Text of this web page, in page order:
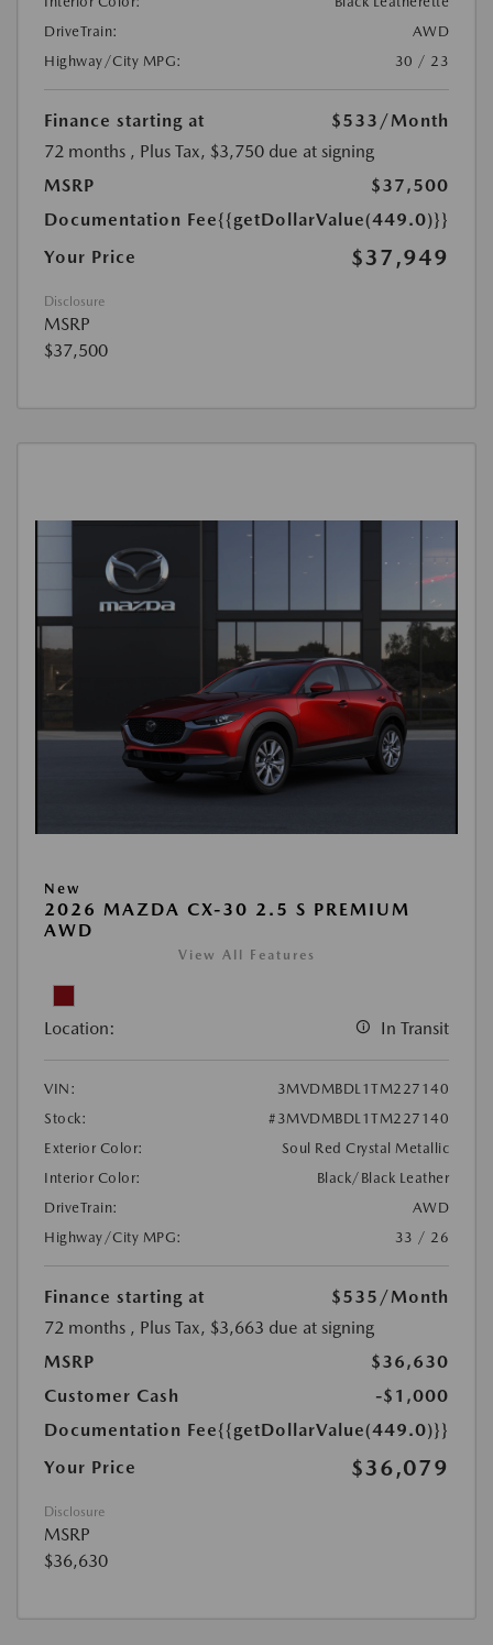
DriveTrain:
AWD
Highway/City MPG:
30 / 23
Finance starting at $533 /Month
72 months , Plus Tax, $3,750 due at signing
MSRP
$37,500
Documentation Fee{{getDollarValue(449.0)}}
Your Price
$37,949
Disclosure
MSRP
$37,500
New
2026 MAZDA CX-30 2.5 S PREMIUM
AWD
View All Features
Location: In Transit
VIN:
3MVDMBDL1TM227140
Stock:
#3MVDMBDL1TM227140
Exterior Color:
Soul Red Crystal Metallic
Interior Color:
Black/Black Leather
DriveTrain:
AWD
Highway/City MPG:
33 / 26
Finance starting at $535 /Month
72 months , Plus Tax, $3,663 due at signing
MSRP
$36,630
Customer Cash
-$1,000
Documentation Fee{{getDollarValue(449.0)}}
Your Price
$36,079
Disclosure
MSRP
$36,630